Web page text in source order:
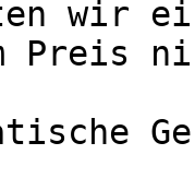
wir
Preis